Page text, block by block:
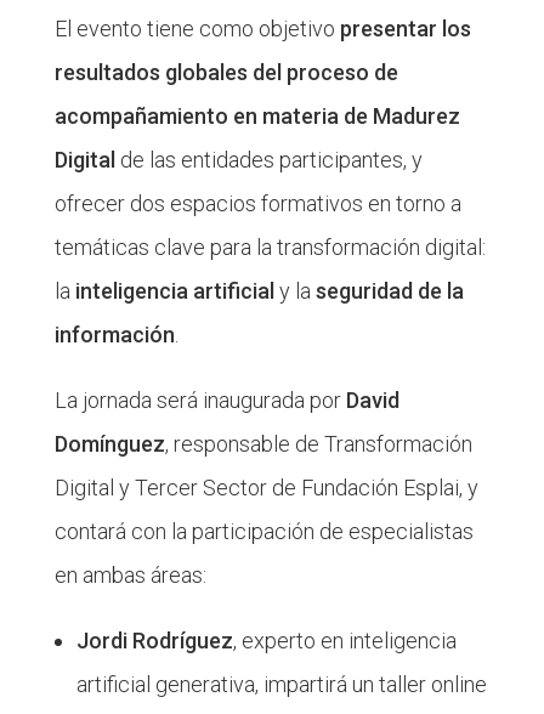
El evento tiene como objetivo presentar los
resultados globales del proceso de
acompañamiento en materia de Madurez
Digital de las entidades participantes, y
ofrecer dos espacios formativos en torno a
temáticas clave para la transformación digital:
la inteligencia artificial y la seguridad de la
información
La jornada será inaugurada por David
Domínguez, responsable de Transformación
Digital y Tercer Sector de Fundación Esplai, y
contará con la participación de especialistas
en ambas áreas:
Jordi Rodríguez, experto en inteligencia
artificial generativa, impartirá un taller online